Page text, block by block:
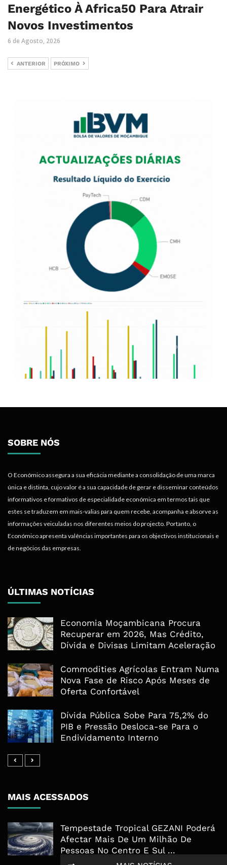
Energético À Africa50 Para Atrair
Novos Investimentos
6 de Agosto, 2026
ANTERIOR PRÓXIMO
SOBRE NÓS
O Económico assegura a sua eficácia mediante a consolidação de uma marca
única e distinta, cujo valor é a sua capacidade de gerar e disseminar conteúdos
informativos e formativos de especialidade económica em termos tais que
estes se traduzem em mais-valias para quem recebe, acompanha e absorve as
informações veiculadas nos diferentes meios do projecto. Portanto, o
Económico apresenta valências importantes para os objectivos institucionais e
de negócios das empresas.
ÚLTIMAS NOTÍCIAS
Economia Moçambicana Procura
Recuperar em 2026, Mas Crédito,
Dívida e Divisas Limitam Aceleração
Commodities Agrícolas Entram Numa
Nova Fase de Risco Após Meses de
Oferta Confortável
Dívida Pública Sobe Para 75,2% do
PIB e Pressão Desloca-se Para o
Endividamento Interno
MAIS ACESSADOS
Tempestade Tropical GEZANI Poderá
Afectar Mais De Um Milhão De
Pessoas No Centro E Sul ...